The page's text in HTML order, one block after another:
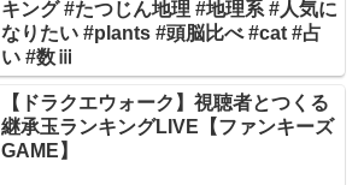
キング #たつじん地理 #地理系 #人気に
なりたい #plants #頭脳比べ #cat #占
い #数ⅲ
【ドラクエウォーク】視聴者とつくる
継承玉ランキングLIVE【ファンキーズ
GAME】